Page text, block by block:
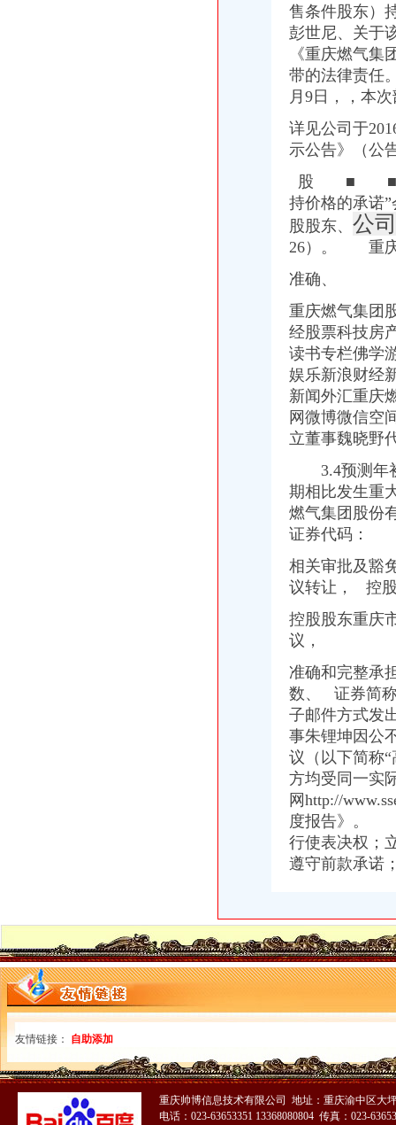
沙坪坝区童家桥街道松山路146号公共厕所改造装修工程_中国招标网_
重庆玉言装饰工程有限公司_建筑装修装饰工程_覃家岗镇童家桥村白鹤
重庆燃气集团股份有限公司|公司|重庆|有限_新浪财经_新浪网
沙区童家桥街道办事处松山路146号公共厕所改造装修工程第二次招标_
华星创业：申万宏源证券承销保荐有限责任公司关于公司发行股份购买
金融街控股股份有限公司公开发行2009年第一期公司券募集说明书摘
重庆市沙坪坝区信诚橡胶制品厂2017招聘信息_电话_地址-中华英才网
重庆燃气：2017年半年度报告（2017-08-30）_重庆燃气（）
证券日报-重庆燃气集团股份有限公司2017年第一季度报告正文
【2017年江北区永研食品经营部新招聘信息_电话_地址】-赶集网
重庆燃气上市后现营收利润双降旗下配气站超租期7年惹官司_东方
重庆卫生人才专场招聘会部分参会单位及招聘职位_重庆人才大市场
重庆永辉超市有限公司沙坪坝区童家桥分公司_【信用信息_诉讼信息_
【重庆沙坪坝童家桥财务/审计/税务招聘网|2018年重庆沙坪坝童家桥财
中国邮政储蓄银行股份有限公司重庆沙坪坝区童家桥支行_【电话地址_
【重庆沙坪坝童家桥财务/会计助理招聘网|2018年重庆沙坪坝童家桥财
【重庆童家桥公司业务招聘网_公司业务招聘信息】-重庆智联招聘
重庆沙坪坝办理公司执照个体户执照记帐报税-童家桥工商注册|重庆酷
重庆沙坪坝童家桥会计实务培训,重庆沙坪坝童家桥会计实操培训班,
重庆美坎毕罗财务咨询有限公司联系方式_信用报告_工商信息-启信宝
【安明金有限公司】安明金有限公司招聘|待遇|面试|怎么样-看准网
重庆沙坪坝童家桥理财公司|重庆沙坪坝童家桥理财-重庆沙坪坝童家桥
【重庆美坎毕罗财务咨询有限公司工商信息】-阿土伯工商信息查询
沙坪坝区股份制企业招聘_重庆童家桥股份制企业招聘信息_求职找工作
【童家桥项目管理认证培训】-今题童家桥项目管理认证培训网
【重庆沙坪坝童家桥财务经理招聘网|2018年重庆沙坪坝童家桥财务经
【重庆童家桥半导体招聘网_半导体招聘信息】-重庆智联招聘
【2017年童家桥村卫生站口腔科新招聘信息_电话_地址】-赶集网
【童家桥专利申请|童家桥专利注册】-今题童家桥专利申请网
【重庆沙坪坝童家桥保险精算师招聘网|2018年重庆沙坪坝童家桥保险
重庆市沙坪坝区童家桥汽车修理厂_【信用信息_诉讼信息_财务信息_注
重庆市沙坪坝区童家桥贸易公司广龙糕点加工厂_【信用信息_诉讼信息
【重庆童家桥培训经理招聘网_培训经理招聘信息】-重庆智联招聘
重庆童家桥附近出纳招聘|重庆童家桥附近出纳职位信息汇总|重庆出纳
重庆燃气集团股份有限公司|公司|重庆|有限_新浪财经_新浪网
重庆市沙坪坝区童家桥街道文化站新世纪卡拉OK厅_【信用信息_诉讼
中国工商银行股份有限公司重庆童家桥支行_【信用信息_诉讼信息_财
【58同城】重庆渝北龙溪香港公司注册_注册香港公司_离岸公司注册
重庆沙坪坝童家桥初级经济师培训公司|重庆沙坪坝童家桥初级经济师培
【58同城】大坪财务会计_大坪财会_大坪评估
沙坪坝区童家桥街道松山路146号公共厕所改造装修工程_中国招标网_
重庆玉言装饰工程有限公司_建筑装修装饰工程_覃家岗镇童家桥村白鹤
重庆燃气集团股份有限公司|公司|重庆|有限_新浪财经_新浪网
沙区童家桥街道办事处松山路146号公共厕所改造装修工程第二次招标_
售条件股东
彭世尼、关于
《重庆燃气
带的法律责任
月9日，，本
详见公司于
示公告》（公
股 ■ ■
持价格的承诺
股股东、 公
26）。 重庆
准确、
重庆燃气集团
经股票科技房
读书专栏佛学
娱乐新浪财经
新闻外汇重庆
网微博微信
立董事魏晓野
3.4预测年初
期相比发生
燃气集团股
证券代码：
相关审批及豁
议转让， 控
控股股东重庆
议，
准确和完整
数、 证券简
子邮件方式发
事朱锂坤因公
议（以下简称“
方均受同一实
网http://
度报告》。
行使表决权；
遵守前款承诺
友情链接： 自助添加
重庆帅博信息技术有限公司 地址：重庆渝中区大
电话：023-63653351 13368080804 传真：023-